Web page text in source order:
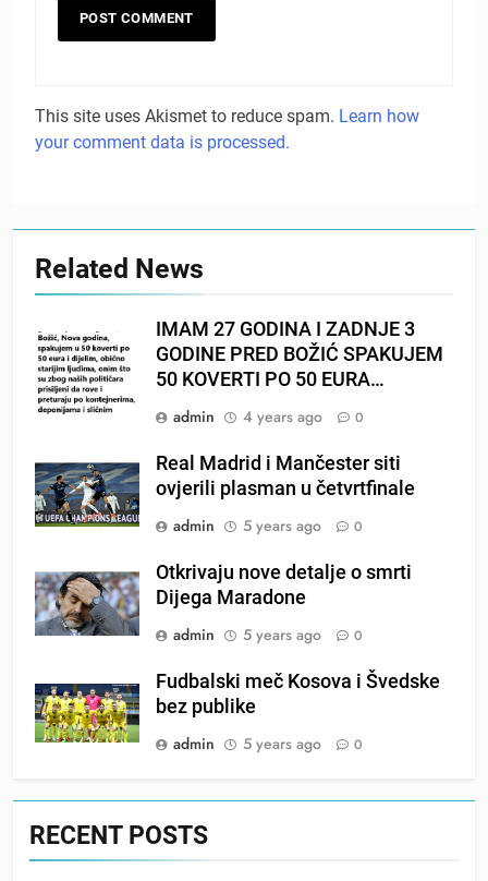
This site uses Akismet to reduce spam. Learn how
your comment data is processed.
Related News
IMAM 27 GODINA I ZADNJE 3
GODINE PRED BOŽIĆ SPAKUJEM
50 KOVERTI PO 50 EURA…
admin
4 years ago 0
Real Madrid i Mančester siti
ovjerili plasman u četvrtfinale
admin
5 years ago 0
Otkrivaju nove detalje o smrti
Dijega Maradone
admin
5 years ago 0
Fudbalski meč Kosova i Švedske
bez publike
admin
5 years ago 0
RECENT POSTS